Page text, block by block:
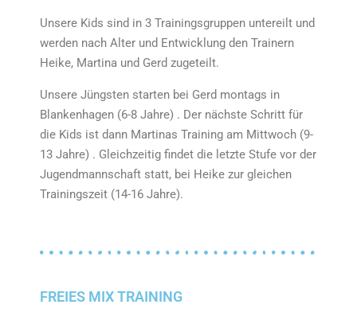
Unsere Kids sind in 3 Trainingsgruppen untereilt und
werden nach Alter und Entwicklung den Trainern
Heike, Martina und Gerd zugeteilt.
Unsere Jüngsten starten bei Gerd montags in
Blankenhagen (6-8 Jahre) . Der nächste Schritt für
die Kids ist dann Martinas Training am Mittwoch (9-
13 Jahre) . Gleichzeitig findet die letzte Stufe vor der
Jugendmannschaft statt, bei Heike zur gleichen
Trainingszeit (14-16 Jahre).
FREIES MIX TRAINING